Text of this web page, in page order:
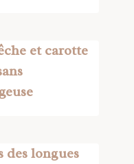
et carotte
des longues